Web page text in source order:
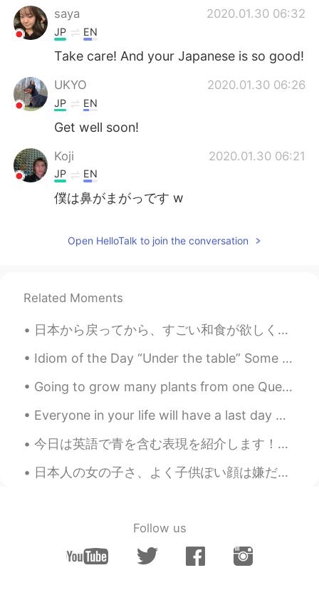
saya 2020.01.30 06:32
JP EN
Take care! And your Japanese is so good!
UKYO 2020.01.30 06:26
JP EN
Get well soon!
Koji 2020.01.30 06:21
JP EN
僕は鼻がまがっです w
Open HelloTalk to join the conversation
Related Moments
日本から戻ってから、すごい和食が欲しくなりました... 😭 日本を旅行した前にあんまりなんの和食食べなかったから日本で食べたものはほとんど全部初めて食べました。オーストラリアで普通に食べるものと...
Idiom of the Day “Under the table” Some business owners may pay their workers in cash only. Th...
Going to grow many plants from one Queen of Night plant 😊 It’s one of the rarest flowers in the w...
Everyone in your life will have a last day with you and you won’t even know when it’ll be. So be ...
今日は英語で青を含む表現を紹介します！🔵 1）Out of the Blue ★意味 →「Out of the Blue」を日本語に直訳すると「青の中から」になります。「Out of the ...
日本人の女の子さ、よく子供ぽい顔は嫌だって言う。大人ぽいになりたいって。いっぱい化粧使って、顔を隠して、女性的になりたい。アンジェリナジョーリーみたい。でしょ？ でも、ディズニーランドに行く。...
Follow us